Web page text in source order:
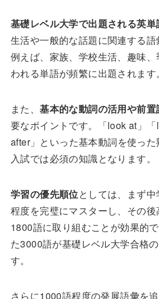
基礎レベル大学で出題される英単
生活や一般的な話題に関連する語
例えば、家族、学校生活、趣味
われる単語が頻繁に出題されます。
また、基本的な動詞の活用や前
要なポイントです。「look at」
after」といった基本動詞を使っ
入試では必須の知識となります。
学習の優先順位としては、まず
程度を完璧にマスターし、その
1800語に取り組むことが効果的
た3000語が基礎レベル大学合格
す。
さらに1000語程度の発展語彙を